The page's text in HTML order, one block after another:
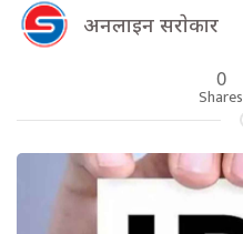
अनलाइन सराेकार
0
Shares